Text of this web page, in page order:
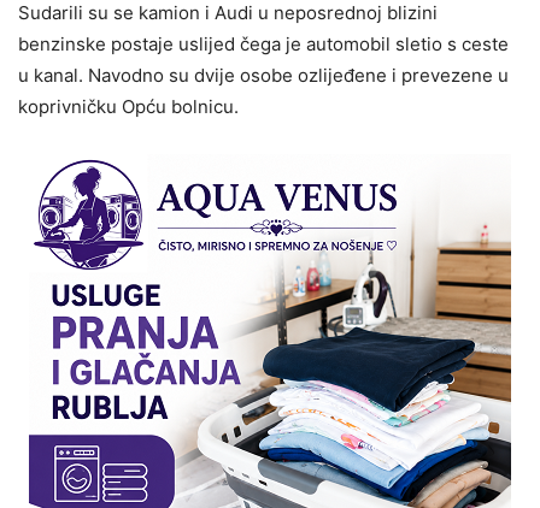
Sudarili su se kamion i Audi u neposrednoj blizini
benzinske postaje uslijed čega je automobil sletio s ceste
u kanal. Navodno su dvije osobe ozlijeđene i prevezene u
koprivničku Opću bolnicu.